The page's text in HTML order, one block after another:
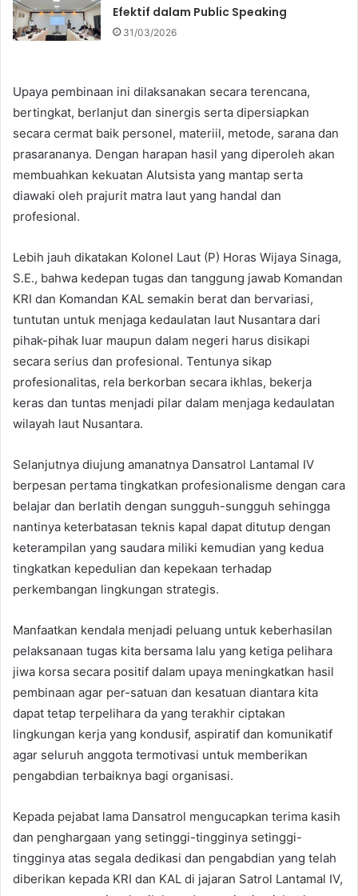
Efektif dalam Public Speaking
31/03/2026
Upaya pembinaan ini dilaksanakan secara terencana,
bertingkat, berlanjut dan sinergis serta dipersiapkan
secara cermat baik personel, materiil, metode, sarana dan
prasarananya. Dengan harapan hasil yang diperoleh akan
membuahkan kekuatan Alutsista yang mantap serta
diawaki oleh prajurit matra laut yang handal dan
profesional.
Lebih jauh dikatakan Kolonel Laut (P) Horas Wijaya Sinaga,
S.E., bahwa kedepan tugas dan tanggung jawab Komandan
KRI dan Komandan KAL semakin berat dan bervariasi,
tuntutan untuk menjaga kedaulatan laut Nusantara dari
pihak-pihak luar maupun dalam negeri harus disikapi
secara serius dan profesional. Tentunya sikap
profesionalitas, rela berkorban secara ikhlas, bekerja
keras dan tuntas menjadi pilar dalam menjaga kedaulatan
wilayah laut Nusantara.
Selanjutnya diujung amanatnya Dansatrol Lantamal IV
berpesan pertama tingkatkan profesionalisme dengan cara
belajar dan berlatih dengan sungguh-sungguh sehingga
nantinya keterbatasan teknis kapal dapat ditutup dengan
keterampilan yang saudara miliki kemudian yang kedua
tingkatkan kepedulian dan kepekaan terhadap
perkembangan lingkungan strategis.
Manfaatkan kendala menjadi peluang untuk keberhasilan
pelaksanaan tugas kita bersama lalu yang ketiga pelihara
jiwa korsa secara positif dalam upaya meningkatkan hasil
pembinaan agar per-satuan dan kesatuan diantara kita
dapat tetap terpelihara da yang terakhir ciptakan
lingkungan kerja yang kondusif, aspiratif dan komunikatif
agar seluruh anggota termotivasi untuk memberikan
pengabdian terbaiknya bagi organisasi.
Kepada pejabat lama Dansatrol mengucapkan terima kasih
dan penghargaan yang setinggi-tingginya setinggi-
tingginya atas segala dedikasi dan pengabdian yang telah
diberikan kepada KRI dan KAL di jajaran Satrol Lantamal IV,